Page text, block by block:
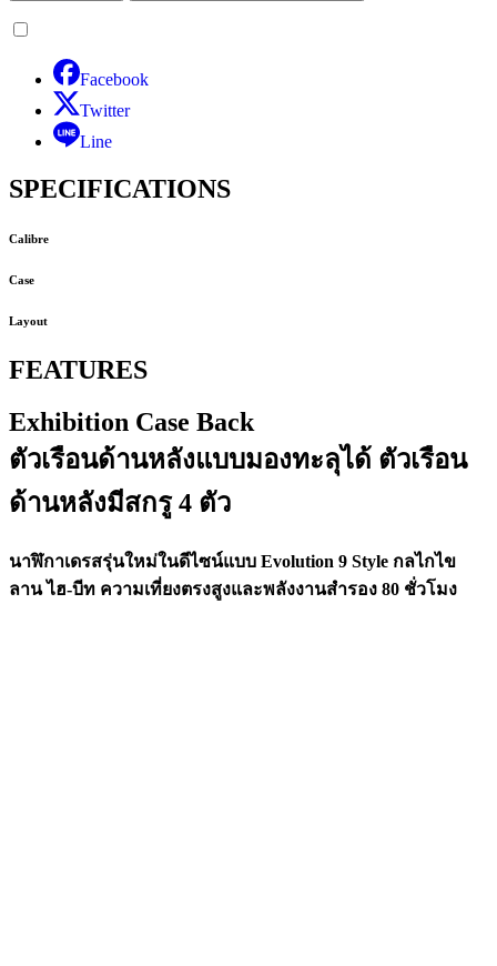
Facebook
Twitter
Line
SPECIFICATIONS
Calibre
Case
Layout
FEATURES
Exhibition Case Back
ตัวเรือนด้านหลังแบบมองทะลุได้ ตัวเรือน
ด้านหลังมีสกรู 4 ตัว
นาฬิกาเดรสรุ่นใหม่ในดีไซน์แบบ Evolution 9 Style กลไกไข
ลาน ไฮ-บีท ความเที่ยงตรงสูงและพลังงานสำรอง 80 ชั่วโมง